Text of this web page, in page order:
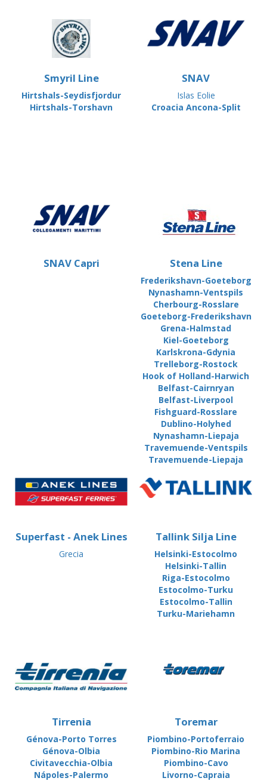
Smyril Line
Hirtshals-Seydisfjordur
Hirtshals-Torshavn
SNAV
Islas Eolie
Croacia Ancona-Split
SNAV Capri Stena Line
Frederikshavn-Goeteborg
Nynashamn-Ventspils
Cherbourg-Rosslare
Goeteborg-Frederikshavn
Grena-Halmstad
Kiel-Goeteborg
Karlskrona-Gdynia
Trelleborg-Rostock
Hook of Holland-Harwich
Belfast-Cairnryan
Belfast-Liverpool
Fishguard-Rosslare
Dublino-Holyhed
Nynashamn-Liepaja
Travemuende-Ventspils
Travemuende-Liepaja
Superfast - Anek Lines
Grecia
Tallink Silja Line
Helsinki-Estocolmo
Helsinki-Tallin
Riga-Estocolmo
Estocolmo-Turku
Estocolmo-Tallin
Turku-Mariehamn
Tirrenia
Génova-Porto Torres
Génova-Olbia
Civitavecchia-Olbia
Nápoles-Palermo
Toremar
Piombino-Portoferraio
Piombino-Rio Marina
Piombino-Cavo
Livorno-Capraia